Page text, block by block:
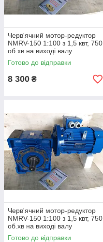
Черв'ячний мотор-редуктор
NMRV-150 1:100 з 1,5 квт, 750
об.хв на виході валу
редуктора 7,5 про.хв
Готово до відправки
8 300 ₴
Черв'ячний мотор-редуктор
NMRV-150 1:100 з 1,5 квт, 750
об.хв на виході валу
редуктора 7,5 про.хв
Готово до відправки